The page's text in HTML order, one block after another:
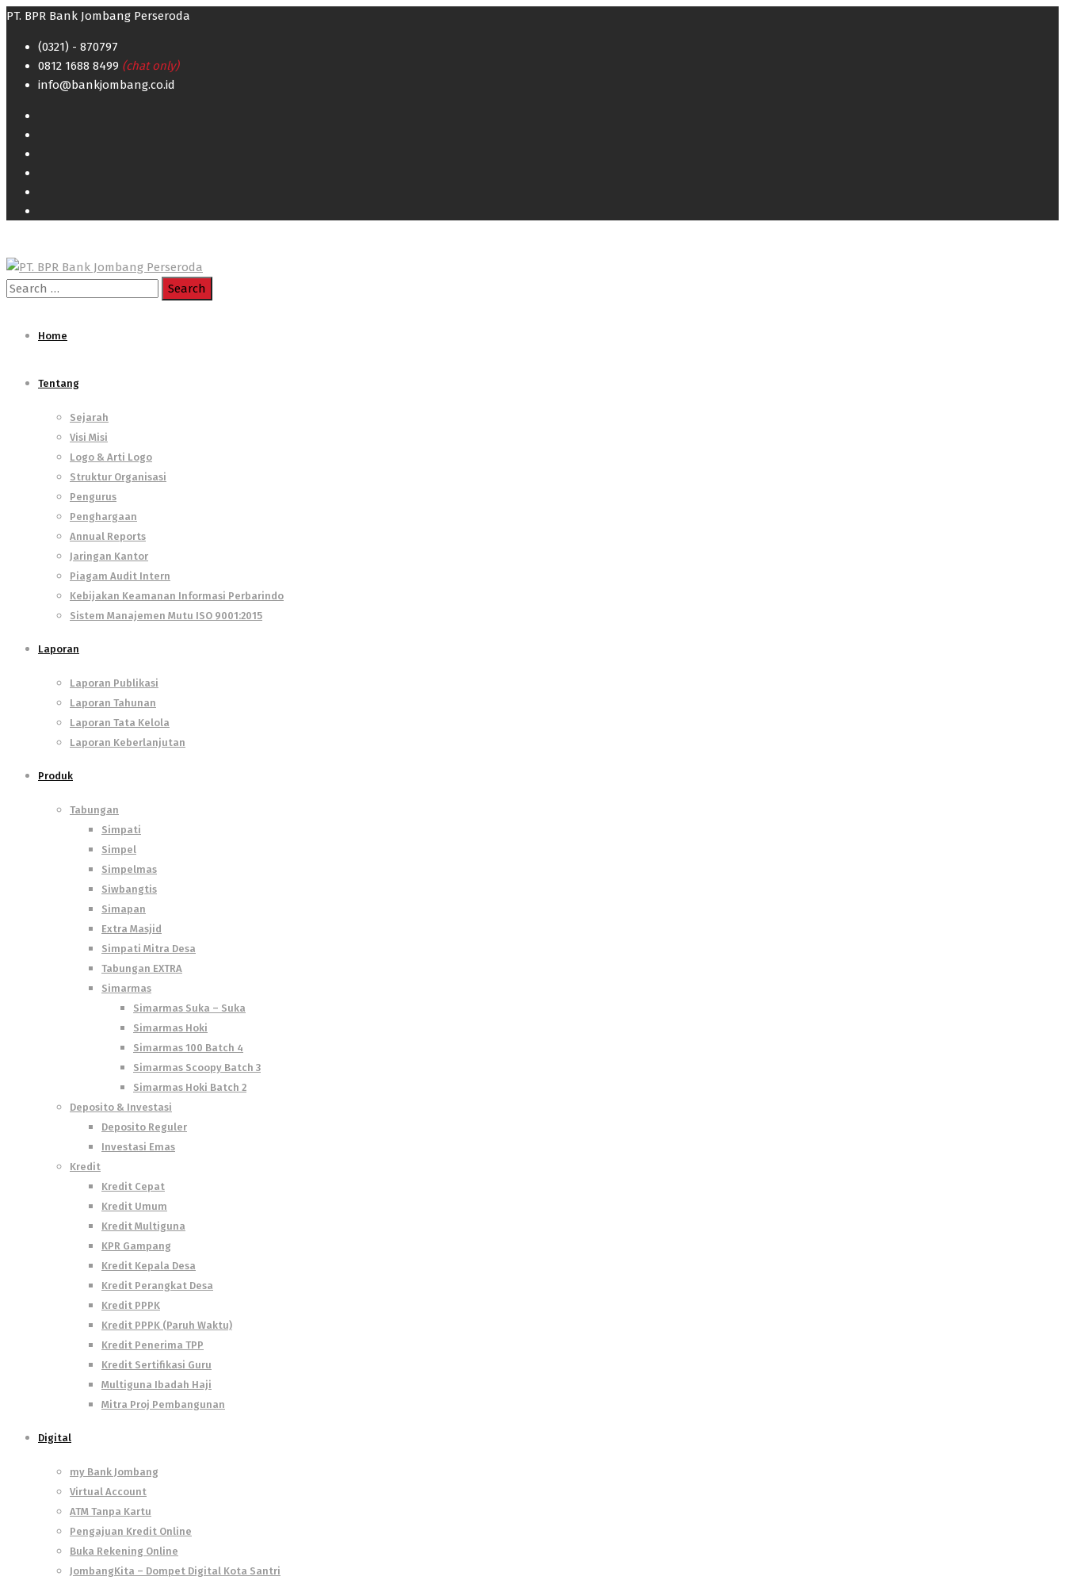
PT. BPR Bank Jombang Perseroda
(0321) - 870797
0812 1688 8499 (chat only)
info@bankjombang.co.id
Search
Home
Tentang
Sejarah
Visi Misi
Logo & Arti Logo
Struktur Organisasi
Pengurus
Penghargaan
Annual Reports
Jaringan Kantor
Piagam Audit Intern
Kebijakan Keamanan Informasi Perbarindo
Sistem Manajemen Mutu ISO 9001:2015
Laporan
Laporan Publikasi
Laporan Tahunan
Laporan Tata Kelola
Laporan Keberlanjutan
Produk
Tabungan
Simpati
Simpel
Simpelmas
Siwbangtis
Simapan
Extra Masjid
Simpati Mitra Desa
Tabungan EXTRA
Simarmas
Simarmas Suka – Suka
Simarmas Hoki
Simarmas 100 Batch 4
Simarmas Scoopy Batch 3
Simarmas Hoki Batch 2
Deposito & Investasi
Deposito Reguler
Investasi Emas
Kredit
Kredit Cepat
Kredit Umum
Kredit Multiguna
KPR Gampang
Kredit Kepala Desa
Kredit Perangkat Desa
Kredit PPPK
Kredit PPPK (Paruh Waktu)
Kredit Penerima TPP
Kredit Sertifikasi Guru
Multiguna Ibadah Haji
Mitra Proj Pembangunan
Digital
my Bank Jombang
Virtual Account
ATM Tanpa Kartu
Pengajuan Kredit Online
Buka Rekening Online
JombangKita – Dompet Digital Kota Santri